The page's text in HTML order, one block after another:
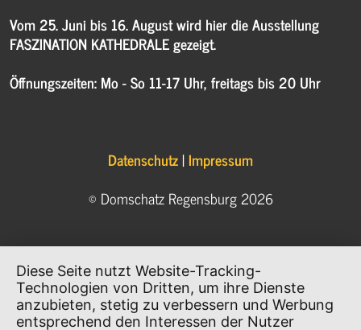
Vom 25. Juni bis 16. August wird hier die Ausstellung
FASZINATION KATHEDRALE gezeigt.
Öffnungszeiten: Mo - So 11-17 Uhr, freitags bis 20 Uhr
Datenschutz|Impressum
© Domschatz Regensburg 2026
Diese Seite nutzt Website-Tracking-
Technologien von Dritten, um ihre Dienste
anzubieten, stetig zu verbessern und Werbung
entsprechend den Interessen der Nutzer